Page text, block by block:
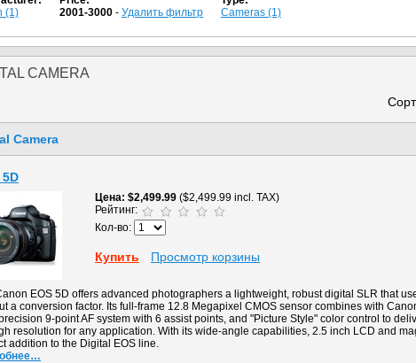
(1)
2001-3000 - Удалить фильтр
Cameras (1)
CAMERA
Camera
5D
Цена $2,499.99 ($2,499.99 incl. TAX)
Рейтинг:
Кол-во:
Купить Просмотр корзины
EOS 5D offers advanced photographers a lightweight, robust digital SLR that
a conversion factor. Its full-frame 12.8 Megapixel CMOS sensor combines with
9-point AF system with 6 assist points, and "Picture Style" color control to
resolution for any application. With its wide-angle capabilities, 2.5 inch LCD and
addition to the Digital EOS line.